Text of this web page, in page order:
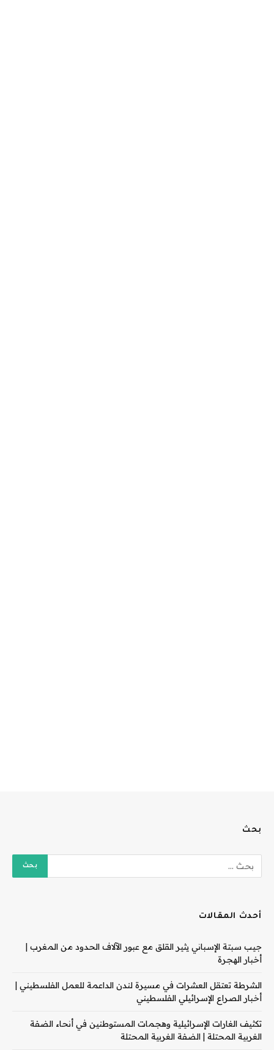
بحث
أحدث المقالات
جيب سبتة الإسباني يثير القلق مع عبور الآلاف الحدود من المغرب |
أخبار الهجرة
الشرطة تعتقل العشرات في مسيرة لندن الداعمة للعمل الفلسطيني |
أخبار الصراع الإسرائيلي الفلسطيني
تكثيف الغارات الإسرائيلية وهجمات المستوطنين في أنحاء الضفة
الغربية المحتلة | الضفة الغربية المحتلة